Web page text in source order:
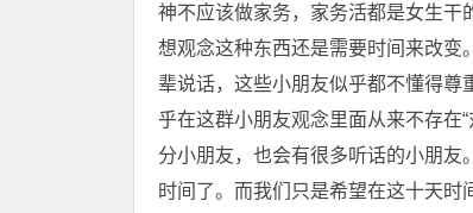
神不应该做家务，家务活都是女生干
想观念这种东西还是需要时间来改变
辈说话，这些小朋友似乎都不懂得尊
乎在这群小朋友观念里面从来不存在
分小朋友，也会有很多听话的小朋
时间了。而我们只是希望在这十天时